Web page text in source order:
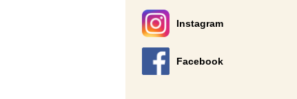
Instagram
別のウィンドウで開きます。
Facebook
別のウィンドウで開きます。